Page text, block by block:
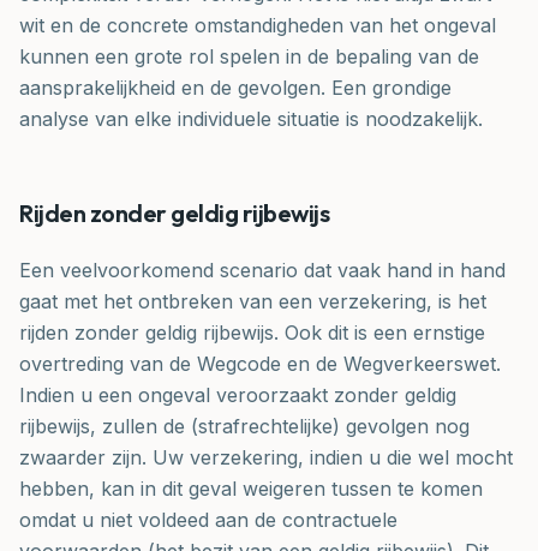
wit en de concrete omstandigheden van het ongeval
kunnen een grote rol spelen in de bepaling van de
aansprakelijkheid en de gevolgen. Een grondige
analyse van elke individuele situatie is noodzakelijk.
Rijden zonder geldig rijbewijs
Een veelvoorkomend scenario dat vaak hand in hand
gaat met het ontbreken van een verzekering, is het
rijden zonder geldig rijbewijs. Ook dit is een ernstige
overtreding van de Wegcode en de Wegverkeerswet.
Indien u een ongeval veroorzaakt zonder geldig
rijbewijs, zullen de (strafrechtelijke) gevolgen nog
zwaarder zijn. Uw verzekering, indien u die wel mocht
hebben, kan in dit geval weigeren tussen te komen
omdat u niet voldeed aan de contractuele